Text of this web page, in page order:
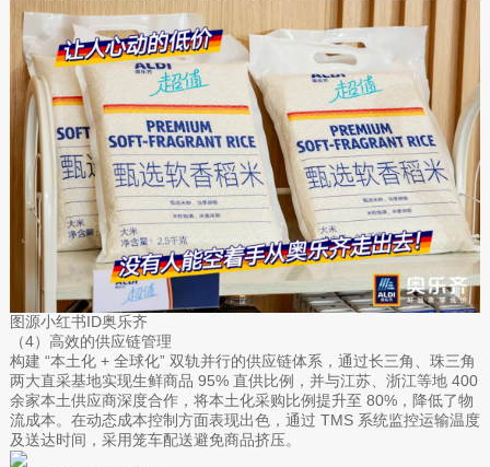
图源小红书ID奥乐齐
（4）高效的供应链管理
构建 “本土化 + 全球化” 双轨并行的供应链体系，通过长三角、珠三角
两大直采基地实现生鲜商品 95% 直供比例，并与江苏、浙江等地 400
余家本土供应商深度合作，将本土化采购比例提升至 80%，降低了物
流成本。在动态成本控制方面表现出色，通过 TMS 系统监控运输温度
及送达时间，采用笼车配送避免商品挤压。